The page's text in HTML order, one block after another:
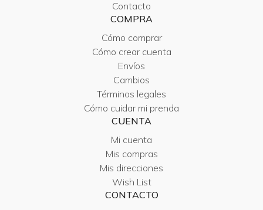
Contacto
COMPRA
Cómo comprar
Cómo crear cuenta
Envíos
Cambios
Términos legales
Cómo cuidar mi prenda
CUENTA
Mi cuenta
Mis compras
Mis direcciones
Wish List
CONTACTO